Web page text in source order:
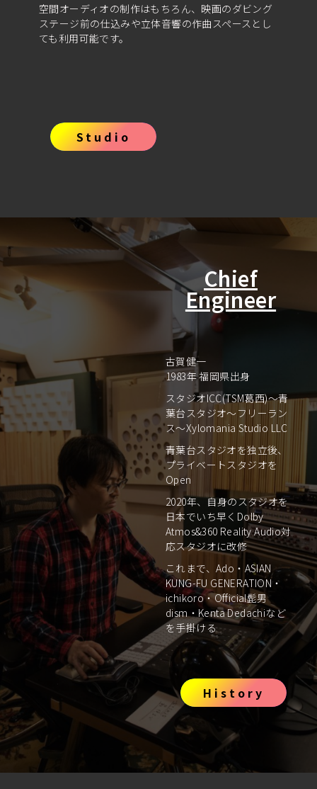
空間オーディオの制作はもちろん、映画のダビング
ステージ前の仕込みや立体音響の作曲スペースとし
ても利用可能です。
Studio
Chief
Engineer
古賀健一
1983年 福岡県出身
スタジオICC(TSM葛西)～青
葉台スタジオ～フリーラン
ス～Xylomania Studio LLC
青葉台スタジオを独立後、
プライベートスタジオを
Open
2020年、自身のスタジオを
日本でいち早くDolby
Atmos&360 Reality Audio対
応スタジオに改修
これまで、Ado・ASIAN
KUNG-FU GENERATION・
ichikoro・Official髭男
dism・Kenta Dedachiなど
を手掛ける
History